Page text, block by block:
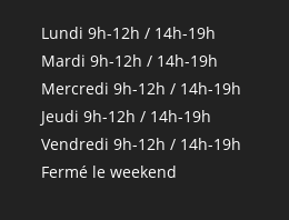
Lundi 9h-12h / 14h-19h
Mardi 9h-12h / 14h-19h
Mercredi 9h-12h / 14h-19h
Jeudi 9h-12h / 14h-19h
Vendredi 9h-12h / 14h-19h
Fermé le weekend